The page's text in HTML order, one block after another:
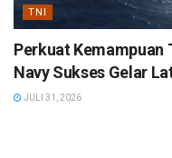
TNI
Perkuat Kemampuan
Navy Sukses Gelar
JULI 31, 2026